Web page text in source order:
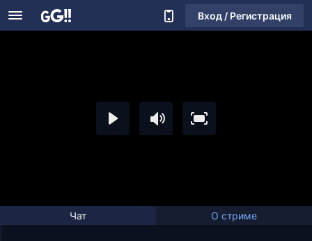
Вход / Регистрация
Чат О стриме